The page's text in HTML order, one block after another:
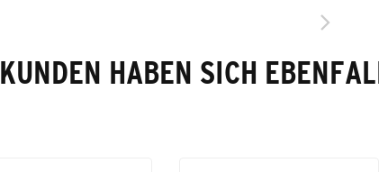
KUNDEN HABEN SICH